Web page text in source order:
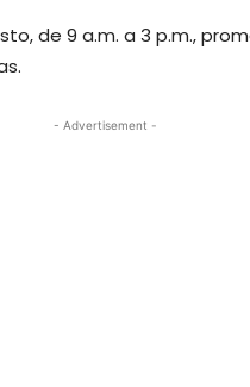
de 9 a.m. a 3 p.m.,
- Advertisement -